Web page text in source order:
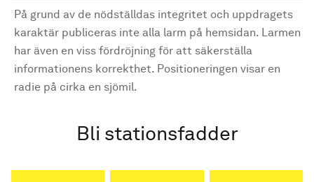
På grund av de nödställdas integritet och uppdragets
karaktär publiceras inte alla larm på hemsidan. Larmen
har även en viss fördröjning för att säkerställa
informationens korrekthet. Positioneringen visar en
radie på cirka en sjömil.
Bli stationsfadder